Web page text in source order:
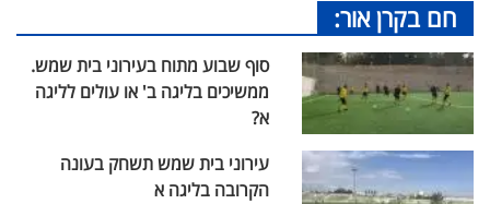
חם בקרן אור:
סוף שבוע מתוח בעירוני בית שמש.
ממשיכים בליגה ב' או עולים לליגה
א?
עירוני בית שמש תשחק בעונה
הקרובה בליגה א